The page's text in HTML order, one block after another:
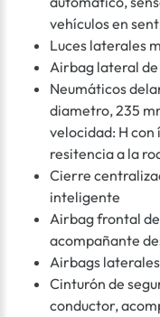
vehículos en
Luces laterales
Airbag lateral
Neumáticos
diametro, 235
velocidad: H con
resitencia a la
Cierre
inteligente
Airbag frontal
acompañante
Airbags
Cinturón de
conductor,